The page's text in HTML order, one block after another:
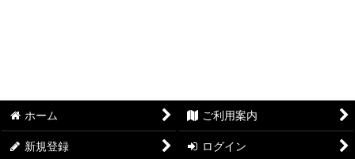
ホーム ご利用案内
新規登録 ログイン